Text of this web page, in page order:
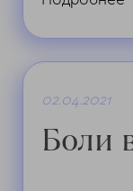
02.04.2021
Боли